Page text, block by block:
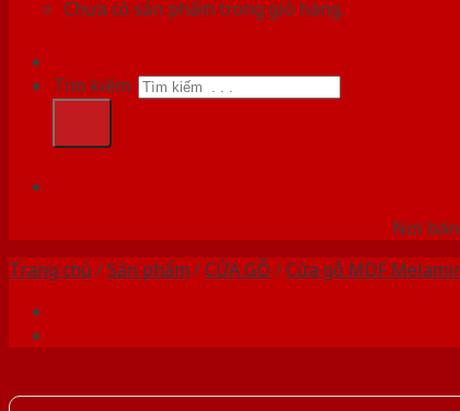
Chưa có sản phẩm trong giỏ hàng.
Tìm kiếm:
Nơi
Trang chủ /Sản phẩm /CỬA GỖ /Cửa gỗ MDF